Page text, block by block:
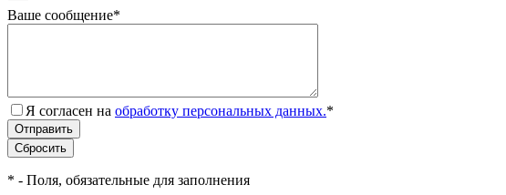
Ваше сообщение*
Я согласен на обработку персональных данных.*
* - Поля, обязательные для заполнения